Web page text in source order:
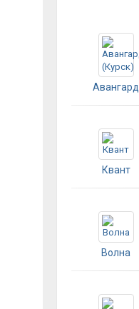
Авангард
Квант
Волна